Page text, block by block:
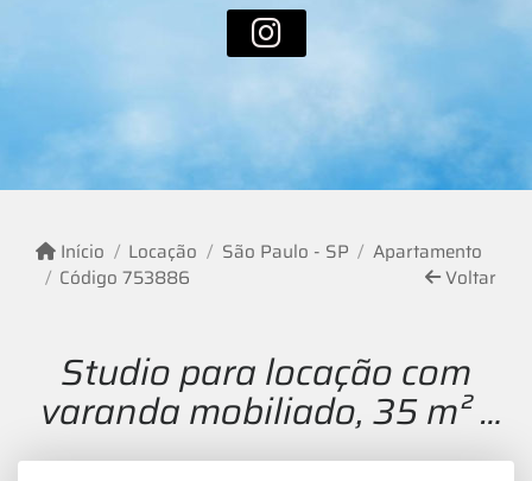
Início Locação São Paulo - SP
Apartamento
Código 753886
Voltar
Studio para locação com
varanda mobiliado, 35 m² -
Itaim Bibi